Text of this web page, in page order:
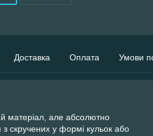
Доставка Оплата Умови
матеріал, але абсолютно
з скручених у формі кульок або